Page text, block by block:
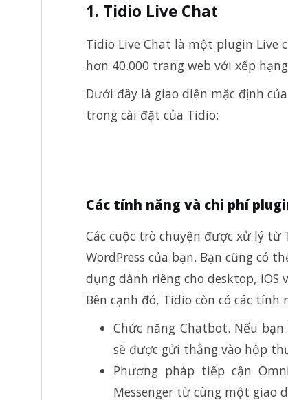
1. Tidio Live Chat
Tidio Live Chat là một plugin Live
hơn 40.000 trang web với xếp
Dưới đây là giao diện mặc định
trong cài đặt của Tidio:
Các tính năng và chi phí
Các cuộc trò chuyện được xử lý
WordPress của bạn. Bạn cũng có
dụng dành riêng cho desktop, iOS
Bên cạnh đó, Tidio còn có các tính
Chức năng Chatbot. Nếu
sẽ được gửi thẳng vào hộp
Phương pháp tiếp cận
Messenger từ cùng một giao